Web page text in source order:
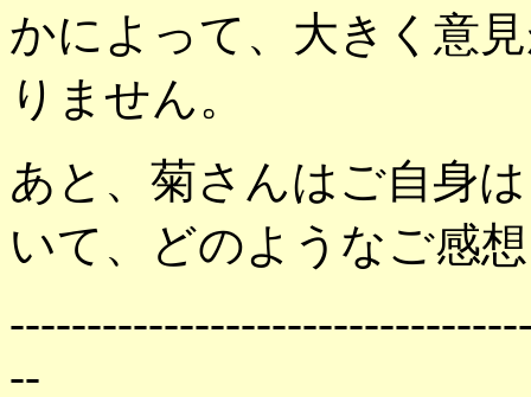
かによって、大きく意
りません。
あと、菊さんはご自身
いて、どのようなご感
--